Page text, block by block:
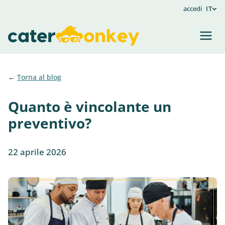
accedi IT
Torna al blog
Quanto è vincolante un
preventivo?
22 aprile 2026